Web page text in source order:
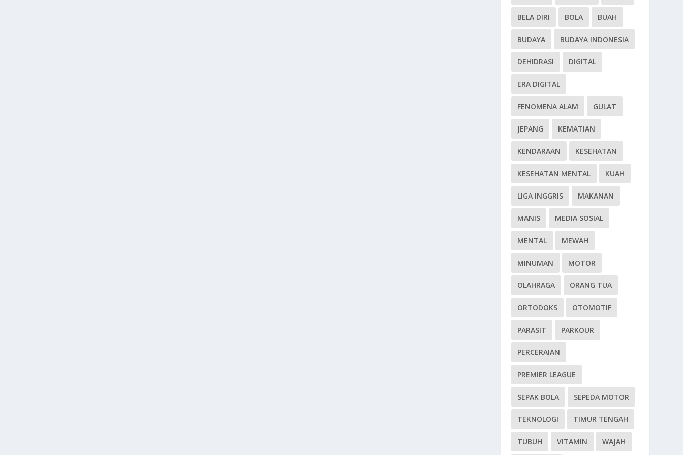
BELA DIRI BOLA BUAH
BUDAYA BUDAYA INDONESIA
DEHIDRASI DIGITAL
ERA DIGITAL
FENOMENA ALAM GULAT
JEPANG KEMATIAN
KENDARAAN KESEHATAN
KESEHATAN MENTAL KUAH
LIGA INGGRIS MAKANAN
MANIS MEDIA SOSIAL
MENTAL MEWAH
MINUMAN MOTOR
OLAHRAGA ORANG TUA
ORTODOKS OTOMOTIF
PARASIT PARKOUR
PERCERAIAN
PREMIER LEAGUE
SEPAK BOLA SEPEDA MOTOR
TEKNOLOGI TIMUR TENGAH
TUBUH VITAMIN WAJAH